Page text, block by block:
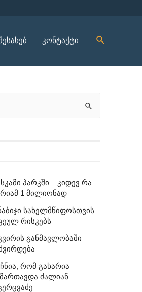
კონტაქტი
პარკში – კიდევ რა
1 მილიონად
სახელმწიფოსთვის
რისკებს
განმავლობაში
რომ გახარია
ძალიან